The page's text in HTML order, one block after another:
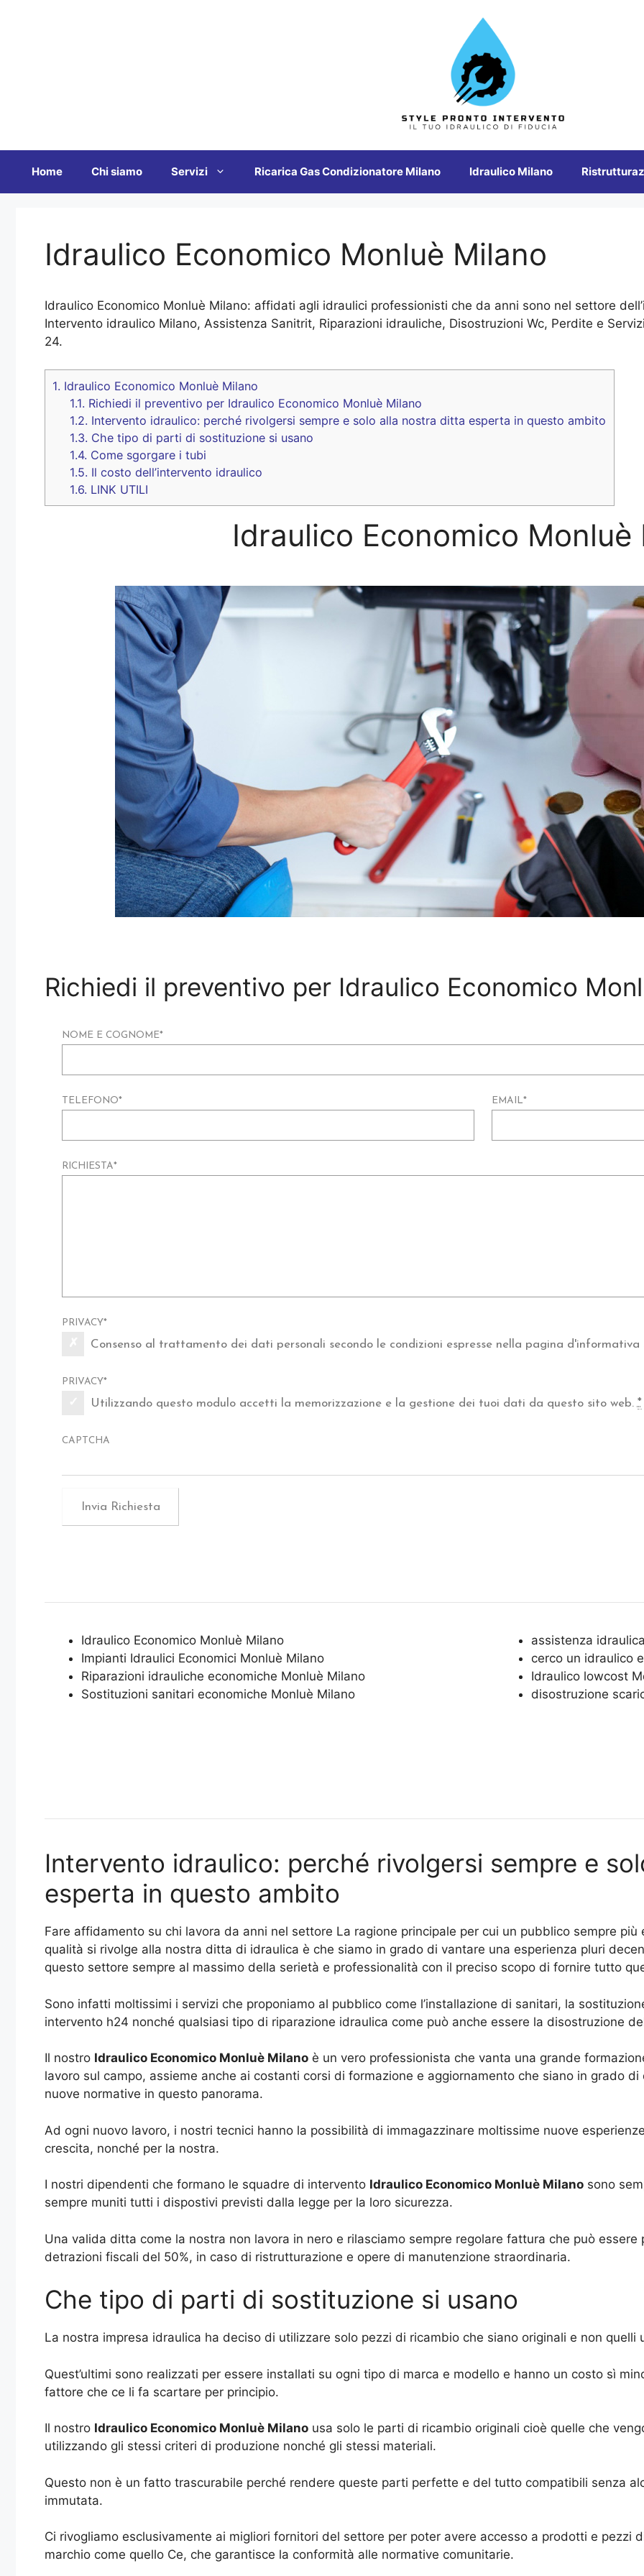
Home Chi siamo Servizi Ricarica Gas Condizionatore Milano Idraulico Milano
Idraulico Economico Monluè Milano
Idraulico Economico Monluè Milano: affidati agli idraulici professionisti che da anni sono nel settore
Intervento idraulico Milano, Assistenza Sanitrit, Riparazioni idrauliche, Disostruzioni Wc, Perdite e
24.
1. Idraulico Economico Monluè Milano
1.1. Richiedi il preventivo per Idraulico Economico Monluè Milano
1.2. Intervento idraulico: perché rivolgersi sempre e solo alla nostra ditta esperta in questo ambito
1.3. Che tipo di parti di sostituzione si usano
1.4. Come sgorgare i tubi
1.5. Il costo dell’intervento idraulico
1.6. LINK UTILI
Idraulico Economico Monluè
Richiedi il preventivo per Idraulico Economico
NOME E COGNOME*
TELEFONO* EMAIL*
RICHIESTA*
PRIVACY*
Consenso al trattamento dei dati personali secondo le condizioni espresse nella pagina d'informativa
PRIVACY*
Utilizzando questo modulo accetti la memorizzazione e la gestione dei tuoi dati da questo sito web. *
CAPTCHA
Idraulico Economico Monluè Milano
Impianti Idraulici Economici Monluè Milano
Riparazioni idrauliche economiche Monluè Milano
Sostituzioni sanitari economiche Monluè Milano
assistenza
cerco un idraulico
Idraulico lowcost
disostruzione
Intervento idraulico: perché rivolgersi sempre e
esperta in questo ambito
Fare affidamento su chi lavora da anni nel settore La ragione principale per cui un pubblico sempre
qualità si rivolge alla nostra ditta di idraulica è che siamo in grado di vantare una esperienza pluri
questo settore sempre al massimo della serietà e professionalità con il preciso scopo di fornire tutto
Sono infatti moltissimi i servizi che proponiamo al pubblico come l’installazione di sanitari, la
intervento h24 nonché qualsiasi tipo di riparazione idraulica come può anche essere la disostruzione
Il nostro Idraulico Economico Monluè Milano è un vero professionista che vanta una grande
lavoro sul campo, assieme anche ai costanti corsi di formazione e aggiornamento che siano in grado
nuove normative in questo panorama.
Ad ogni nuovo lavoro, i nostri tecnici hanno la possibilità di immagazzinare moltissime nuove
crescita, nonché per la nostra.
I nostri dipendenti che formano le squadre di intervento Idraulico Economico Monluè Milano sono
sempre muniti tutti i dispostivi previsti dalla legge per la loro sicurezza.
Una valida ditta come la nostra non lavora in nero e rilasciamo sempre regolare fattura che può
detrazioni fiscali del 50%, in caso di ristrutturazione e opere di manutenzione straordinaria.
Che tipo di parti di sostituzione si usano
La nostra impresa idraulica ha deciso di utilizzare solo pezzi di ricambio che siano originali e non quelli
Quest’ultimi sono realizzati per essere installati su ogni tipo di marca e modello e hanno un costo sì
fattore che ce li fa scartare per principio.
Il nostro Idraulico Economico Monluè Milano usa solo le parti di ricambio originali cioè quelle che
utilizzando gli stessi criteri di produzione nonché gli stessi materiali.
Questo non è un fatto trascurabile perché rendere queste parti perfette e del tutto compatibili senza
immutata.
Ci rivogliamo esclusivamente ai migliori fornitori del settore per poter avere accesso a prodotti e pezzi
marchio come quello Ce, che garantisce la conformità alle normative comunitarie.